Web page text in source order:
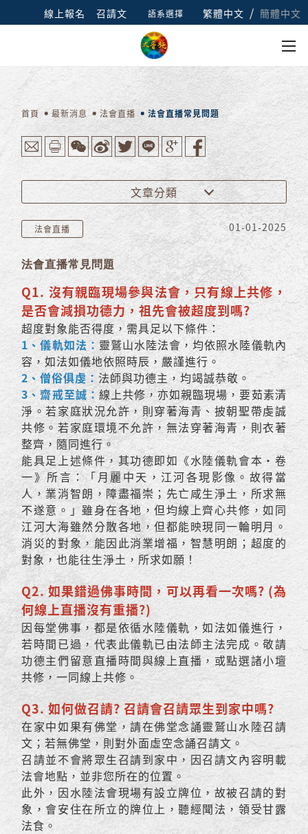
線上報名 召請文 語系選擇 繁體中文 / 簡體中文
首頁 最新消息 法會直播 法會直播常見問題
文章分類
法會直播 01-01-2025
法會直播常見問題
Q1. 沒有親臨現場參與法會，只有線上共修，
是否會減損功德力，祖先會被超度到嗎?
超度對象能否得度，需具足以下條件：
1、儀軌如法： 靈鷲山水陸法會，均依照水陸儀軌內
容，如法如儀地依照時辰，嚴謹進行。
2、僧俗俱虔：法師與功德主，均竭誠恭敬。
3、齋戒至誠：線上共修，亦如親臨現場，要茹素清
淨。若家庭狀況允許，則穿著海青、披朝聖帶虔誠
共修。若家庭環境不允許，無法穿著海青，則衣著
整齊，隨同進行。
能具足上述條件，其功德即如《水陸儀軌會本•卷
一》所言：「月麗中天，江河各現影像。故得當
人，業消智朗，障盡福崇；先亡咸生淨土，所求無
不遂意。」雖身在各地，但均線上齊心共修，如同
江河大海雖然分散各地，但都能映現同一輪明月。
消災的對象，能因此消業增福，智慧明朗；超度的
對象，也能往生淨土，所求如願！
Q2. 如果錯過佛事時間，可以再看一次嗎? (為
何線上直播沒有重播?)
因每堂佛事，都是依循水陸儀軌，如法如儀進行，
若時間已過，代表此儀軌已由法師主法完成。敬請
功德主們留意直播時間與線上直播，或點選諸小壇
共修，一同線上共修。
Q3. 如何做召請? 召請會召請眾生到家中嗎?
在家中如果有佛堂，請在佛堂念誦靈鷲山水陸召請
文；若無佛堂，則對外面虛空念誦召請文。
召請並不會將眾生召請到家中，因召請文內容明載
法會地點，並非您所在的位置。
此外，因水陸法會現場有設立牌位，故被召請的對
象，會安住在所立的牌位上，聽經聞法，領受甘露
法食。